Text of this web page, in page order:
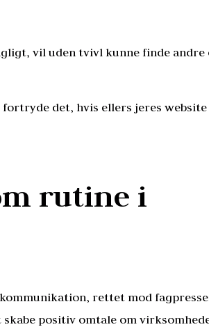
vil uden tvivl kunne finde andre
det, hvis ellers jeres
rutine i
rettet mod
positiv omtale om